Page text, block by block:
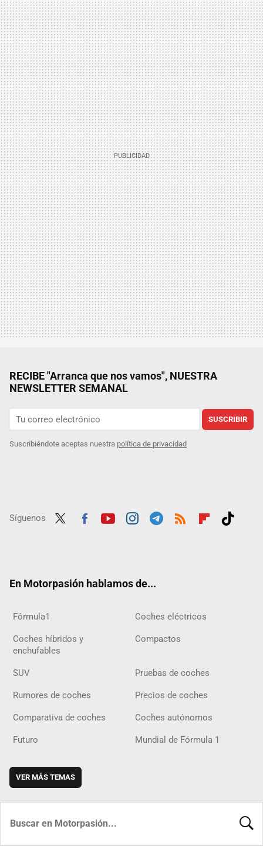
RECIBE "Arranca que nos vamos", NUESTRA
NEWSLETTER SEMANAL
SUSCRIBIR
Suscribiéndote aceptas nuestra política de privacidad
Síguenos
En Motorpasión hablamos de...
Fórmula1 Coches eléctricos
Coches híbridos y
enchufables
Compactos
SUV Pruebas de coches
Rumores de coches Precios de coches
Comparativa de coches Coches autónomos
Futuro Mundial de Fórmula 1
VER MÁS TEMAS